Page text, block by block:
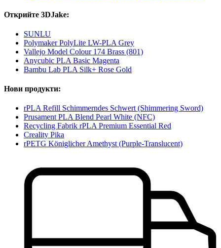
Открийте 3DJake:
SUNLU
Polymaker PolyLite LW-PLA Grey
Vallejo Model Colour 174 Brass (801)
Anycubic PLA Basic Magenta
Bambu Lab PLA Silk+ Rose Gold
Нови продукти:
rPLA Refill Schimmerndes Schwert (Shimmering Sword)
Prusament PLA Blend Pearl White (NFC)
Recycling Fabrik rPLA Premium Essential Red
Creality Pika
rPETG Königlicher Amethyst (Purple-Translucent)